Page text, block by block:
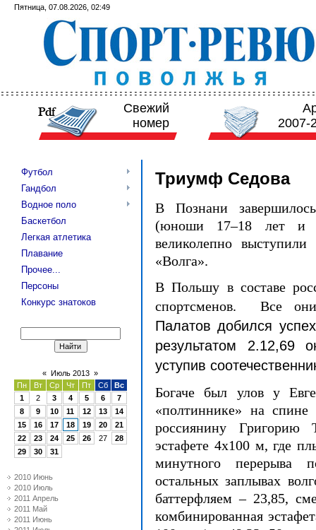
Пятница, 07.08.2026, 02:49
Свежий
номер
2007-
Футбол
Гандбол
Водное поло
Баскетбол
Легкая атлетика
Плавание
Прочее...
Персоны
Конкурс знатоков
« Июль 2013 »
Пн
Вт Ср Чт Пт Сб
Вс
1
2 3 4 5 6
7
8
9 10 11 12 13
14
15
16 17 18 19 20
21
22
23 24 25 26 27
28
29
30 31
2010 Июнь
2010 Июль
2011 Апрель
2011 Май
2011 Июнь
Триумф Седова
В Познани
(юноши 17–18 лет и
великолепно выступили
«Волга».
В Польшу в составе
спортсменов. Все
Палатов добился
результатом 2.12,69
уступив
Богаче был улов у
«полтиннике» на спине
россиянину Григорию
эстафете 4х100 м, где
минутного перерыва
остальных заплывах
баттерфляем – 23,85,
комбинированная